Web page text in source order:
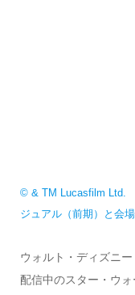
© & TM Lucasfilm Ltd.
ジュアル（前期）と会
ウォルト・ディズニ
配信中のスター・ウ